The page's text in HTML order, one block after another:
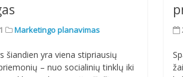
Marketingo planavimas
šiandien yra viena stipriausių
– nuo socialinių tinklų iki